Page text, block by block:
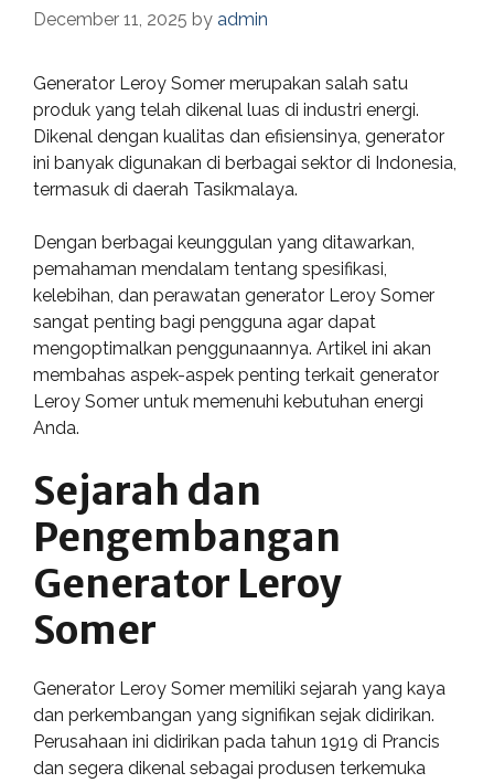
December 11, 2025 by admin
Generator Leroy Somer merupakan salah satu
produk yang telah dikenal luas di industri energi.
Dikenal dengan kualitas dan efisiensinya, generator
ini banyak digunakan di berbagai sektor di Indonesia,
termasuk di daerah Tasikmalaya.
Dengan berbagai keunggulan yang ditawarkan,
pemahaman mendalam tentang spesifikasi,
kelebihan, dan perawatan generator Leroy Somer
sangat penting bagi pengguna agar dapat
mengoptimalkan penggunaannya. Artikel ini akan
membahas aspek-aspek penting terkait generator
Leroy Somer untuk memenuhi kebutuhan energi
Anda.
Sejarah dan
Pengembangan
Generator Leroy
Somer
Generator Leroy Somer memiliki sejarah yang kaya
dan perkembangan yang signifikan sejak didirikan.
Perusahaan ini didirikan pada tahun 1919 di Prancis
dan segera dikenal sebagai produsen terkemuka